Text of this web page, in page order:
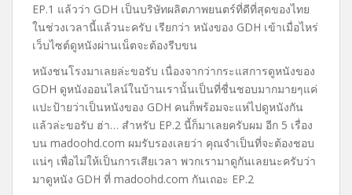
EP.1 แล้วว่า GDH เป็นบริษัทผลิตภาพยนตร์ที่ดีที่สุดของไทย
ในช่วงเวลานี้แล้วนะครับ เรียกว่า หนังของ GDH เข้าเมื่อไหร่
เว็บไซต์ดูหนังผ่านเน็ตจะต้องรีบขน
หนังชนโรงมาเลยล่ะขอรับ เนื่องจากว่ากระแสการดูหนังของ
GDH ดูหนังออนไลน์ในบ้านเรานั้นเป็นที่ชื่นชอบมากมายๆแค่
แปะป้ายว่าเป็นหนังของ GDH คนก็พร้อมจะแห่ไปดูหนังกัน
แล้วล่ะขอรับ ฮ่า… สำหรับ EP.2 นี้ก็มาเลยครับผม อีก 5 เรื่อง
บน madoohd.com ผมรับรองเลยว่า คุณจำเป็นที่จะต้องชอบ
แน่ๆ เพื่อไม่ให้เป็นการเสียเวลา พวกเรามาดูกันเลยนะครับว่า
มาดูหนัง GDH ที่ madoohd.com กันเถอะ EP.2